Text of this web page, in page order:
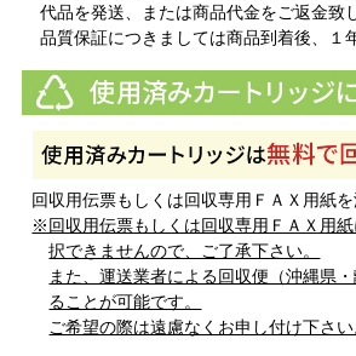
代品を発送、または商品代金をご返金致
品質保証につきましては商品到着後、１
回収用伝票もしくは回収専用ＦＡＸ用紙を
※回収用伝票もしくは回収専用ＦＡＸ用
択できませんので、ご了承下さい。
また、運送業者による回収便（沖縄県
ることが可能です。
ご希望の際は遠慮なくお申し付け下さい